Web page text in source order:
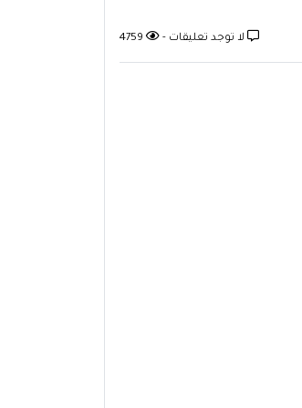
لا توجد تعليقات -